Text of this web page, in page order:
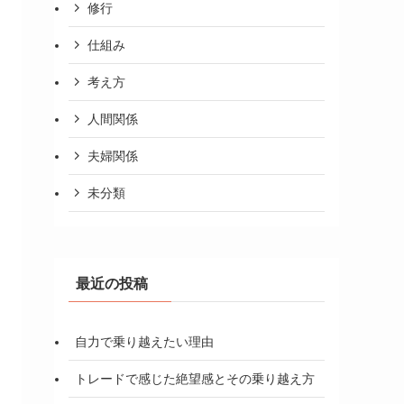
修行
仕組み
考え方
人間関係
夫婦関係
未分類
最近の投稿
自力で乗り越えたい理由
トレードで感じた絶望感とその乗り越え方